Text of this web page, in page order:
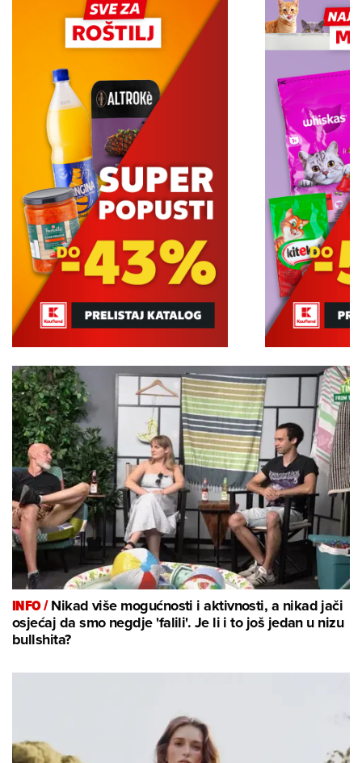
INFO /Nikad više mogućnosti i aktivnosti, a nikad jači
osjećaj da smo negdje 'falili'. Je li i to još jedan u nizu
bullshita?